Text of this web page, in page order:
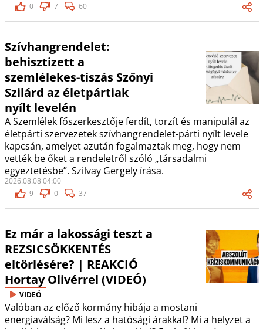
0
7 60
Szívhangrendelet:
behisztizett a
szemlélekes-tiszás Szőnyi
Szilárd az életpártiak
nyílt levelén
A Szemlélek főszerkesztője ferdít, torzít és manipulál az
életpárti szervezetek szívhangrendelet-párti nyílt levele
kapcsán, amelyet azután fogalmaztak meg, hogy nem
vették be őket a rendeletről szóló „társadalmi
egyeztetésbe”. Szilvay Gergely írása.
2026.08.08 04:00
9
0 37
Ez már a lakossági teszt a
REZSICSÖKKENTÉS
eltörlésére? | REAKCIÓ
Hortay Olivérrel (VIDEÓ)
VIDEÓ
Valóban az előző kormány hibája a mostani
energiaválság? Mi lesz a hatósági árakkal? Mi a helyzet a